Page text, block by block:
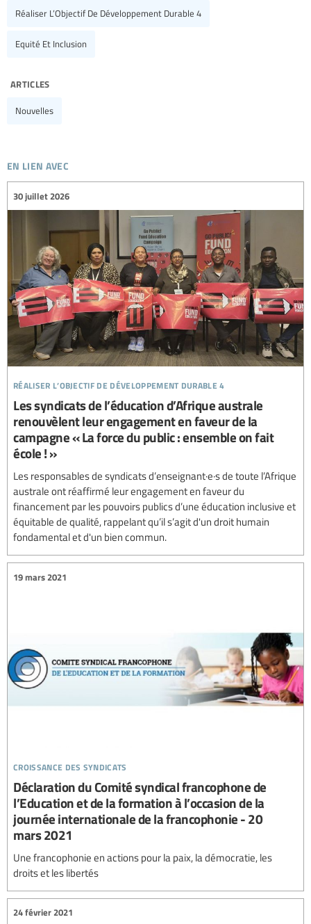
Réaliser L’Objectif De Développement Durable 4
Equité Et Inclusion
articles
Nouvelles
en lien avec
réaliser l’objectif de développement durable 4
30 juillet 2026
Les syndicats de l’éducation d’Afrique australe
renouvèlent leur engagement en faveur de la
campagne « La force du public : ensemble on fait
école ! »
Les responsables de syndicats d’enseignant·e·s de toute l’Afrique
australe ont réaffirmé leur engagement en faveur du
financement par les pouvoirs publics d’une éducation inclusive et
équitable de qualité, rappelant qu’il s’agit d'un droit humain
fondamental et d'un bien commun.
croissance des syndicats
19 mars 2021
Déclaration du Comité syndical francophone de
l’Education et de la formation à l’occasion de la
journée internationale de la francophonie - 20
mars 2021
Une francophonie en actions pour la paix, la démocratie, les
droits et les libertés
24 février 2021